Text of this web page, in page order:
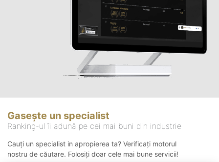
Gasește un specialist
Ranking-ul îi adună pe cei mai buni din industrie
Cauți un specialist in apropierea ta? Verificați motorul
nostru de căutare. Folosiți doar cele mai bune servicii!